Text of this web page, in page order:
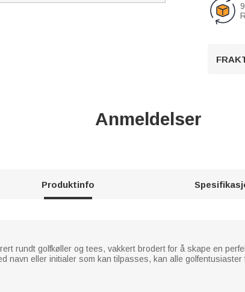
Anmeldelser
Produktinfo
rundt golfkøller og tees, vakkert brodert for å skape en
navn eller initialer som kan tilpasses, kan alle